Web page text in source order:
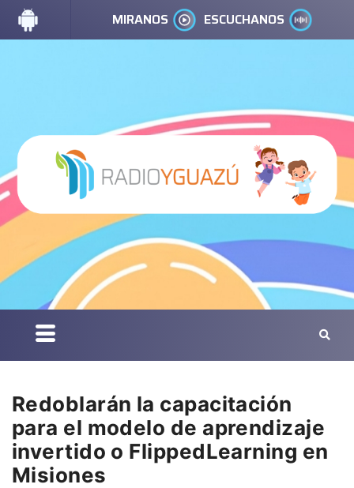
MIRANOS ESCUCHANOS
Redoblarán la capacitación
para el modelo de aprendizaje
invertido o FlippedLearning en
Misiones